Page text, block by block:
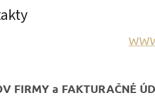
FIRMY a FAKTURAČNÉ